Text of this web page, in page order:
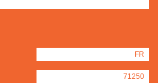
FR
71250